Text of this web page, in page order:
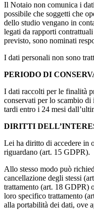
Il Notaio non comunica i
possibile che soggetti che
dello studio vengano in
legati da rapporti
previsto, sono nominati
I dati personali non sono
PERIODO DI
I dati raccolti per le finalità
conservati per lo scambio
tardi entro i 24 mesi
DIRITTI
Lei ha diritto di accedere in
riguardano (art. 15 GDPR).
Allo stesso modo può
cancellazione degli stessi
trattamento (art. 18 GDPR)
loro specifico trattamento
alla portabilità dei dati, ove